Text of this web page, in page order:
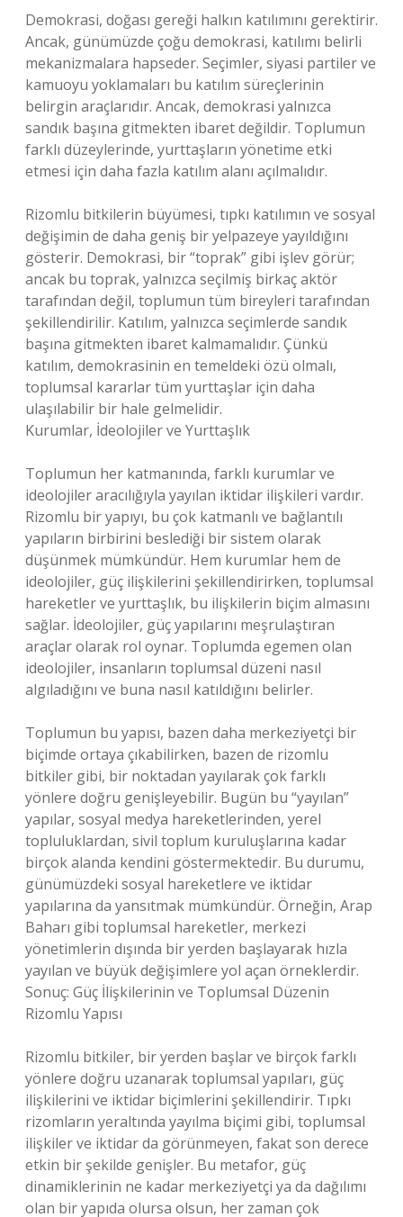
Demokrasi, doğası gereği halkın katılımını gerektirir.
Ancak, günümüzde çoğu demokrasi, katılımı belirli
mekanizmalara hapseder. Seçimler, siyasi partiler ve
kamuoyu yoklamaları bu katılım süreçlerinin
belirgin araçlarıdır. Ancak, demokrasi yalnızca
sandık başına gitmekten ibaret değildir. Toplumun
farklı düzeylerinde, yurttaşların yönetime etki
etmesi için daha fazla katılım alanı açılmalıdır.
Rizomlu bitkilerin büyümesi, tıpkı katılımın ve sosyal
değişimin de daha geniş bir yelpazeye yayıldığını
gösterir. Demokrasi, bir “toprak” gibi işlev görür;
ancak bu toprak, yalnızca seçilmiş birkaç aktör
tarafından değil, toplumun tüm bireyleri tarafından
şekillendirilir. Katılım, yalnızca seçimlerde sandık
başına gitmekten ibaret kalmamalıdır. Çünkü
katılım, demokrasinin en temeldeki özü olmalı,
toplumsal kararlar tüm yurttaşlar için daha
ulaşılabilir bir hale gelmelidir.
Kurumlar, İdeolojiler ve Yurttaşlık
Toplumun her katmanında, farklı kurumlar ve
ideolojiler aracılığıyla yayılan iktidar ilişkileri vardır.
Rizomlu bir yapıyı, bu çok katmanlı ve bağlantılı
yapıların birbirini beslediği bir sistem olarak
düşünmek mümkündür. Hem kurumlar hem de
ideolojiler, güç ilişkilerini şekillendirirken, toplumsal
hareketler ve yurttaşlık, bu ilişkilerin biçim almasını
sağlar. İdeolojiler, güç yapılarını meşrulaştıran
araçlar olarak rol oynar. Toplumda egemen olan
ideolojiler, insanların toplumsal düzeni nasıl
algıladığını ve buna nasıl katıldığını belirler.
Toplumun bu yapısı, bazen daha merkeziyetçi bir
biçimde ortaya çıkabilirken, bazen de rizomlu
bitkiler gibi, bir noktadan yayılarak çok farklı
yönlere doğru genişleyebilir. Bugün bu “yayılan”
yapılar, sosyal medya hareketlerinden, yerel
topluluklardan, sivil toplum kuruluşlarına kadar
birçok alanda kendini göstermektedir. Bu durumu,
günümüzdeki sosyal hareketlere ve iktidar
yapılarına da yansıtmak mümkündür. Örneğin, Arap
Baharı gibi toplumsal hareketler, merkezi
yönetimlerin dışında bir yerden başlayarak hızla
yayılan ve büyük değişimlere yol açan örneklerdir.
Sonuç: Güç İlişkilerinin ve Toplumsal Düzenin
Rizomlu Yapısı
Rizomlu bitkiler, bir yerden başlar ve birçok farklı
yönlere doğru uzanarak toplumsal yapıları, güç
ilişkilerini ve iktidar biçimlerini şekillendirir. Tıpkı
rizomların yeraltında yayılma biçimi gibi, toplumsal
ilişkiler ve iktidar da görünmeyen, fakat son derece
etkin bir şekilde genişler. Bu metafor, güç
dinamiklerinin ne kadar merkeziyetçi ya da dağılımı
olan bir yapıda olursa olsun, her zaman çok